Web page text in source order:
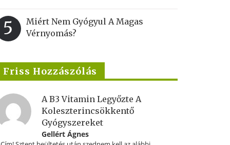
5
Miért Nem Gyógyul A Magas
Vérnyomás?
Friss Hozzászólás
A B3 Vitamin Legyőzte A
Koleszterincsökkentő
Gyógyszereket
Gellért Ágnes